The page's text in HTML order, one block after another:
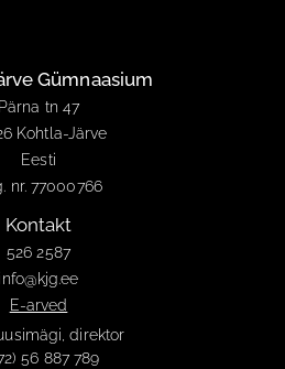
Gümnaasium
Pärna tn 47
Kohtla-Järve
Eesti
nr. 77000766
Kontakt
526 2587
info@kjg.ee
E-arved
direktor
56 887 789